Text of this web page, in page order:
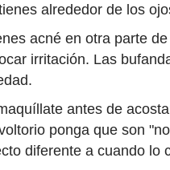
alrededor de los
acné en otra parte
irritación. Las
antes de
ponga que son
diferente a cuando lo